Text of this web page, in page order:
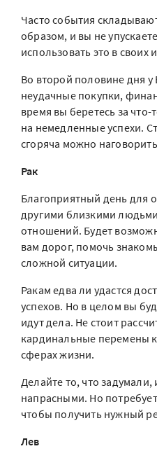
Часто события
образом, и вы не
использовать это в своих
Во второй половине дня
неудачные покупки,
время вы беретесь за
на немедленные успехи.
сгоряча можно
Рак
Благоприятный день для
другими близкими
отношений. Будет
вам дорог, помочь
сложной ситуации.
Ракам едва ли удастся
успехов. Но в целом вы
идут дела. Не стоит
кардинальные перемены
сферах жизни.
Делайте то, что задумали,
напрасными. Но
чтобы получить нужный
Лев